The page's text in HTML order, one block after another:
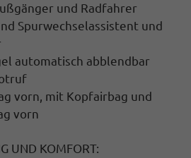
und Radfahrer
Spurwechselassistent und
automatisch abblendbar
vorn, mit Kopfairbag und
vorn
UND KOMFORT: